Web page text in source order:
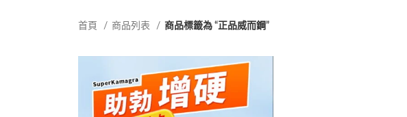
首頁 商品列表 商品標籤為 “正品威而鋼”